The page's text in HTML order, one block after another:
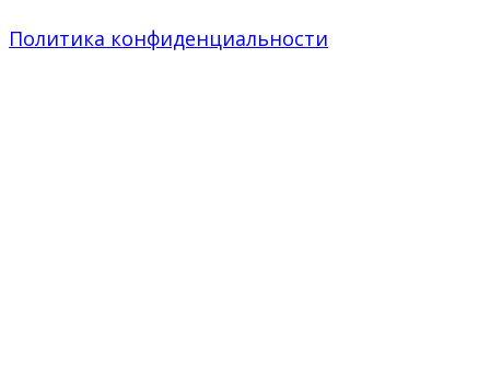
Политика конфиденциальности